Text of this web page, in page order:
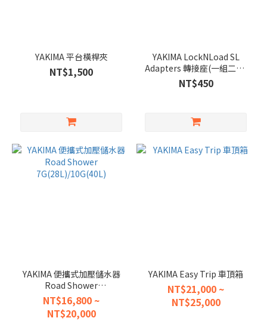
YAKIMA 平台橫桿夾
NT$1,500
YAKIMA LockNLoad SL
Adapters 轉接座(一組二個)
#8005042
NT$450
YAKIMA 便攜式加壓儲水器
Road Shower
7G(28L)/10G(40L)
NT$16,800 ~
NT$20,000
YAKIMA Easy Trip 車頂箱
NT$21,000 ~
NT$25,000